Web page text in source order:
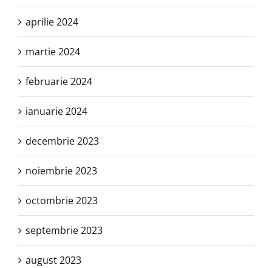
aprilie 2024
martie 2024
februarie 2024
ianuarie 2024
decembrie 2023
noiembrie 2023
octombrie 2023
septembrie 2023
august 2023